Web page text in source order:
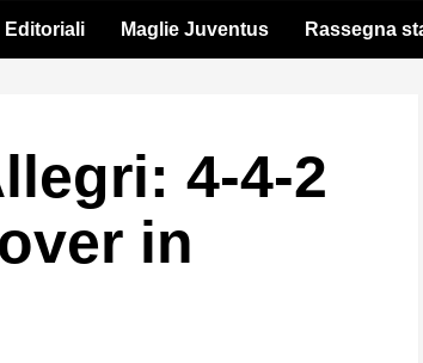
Editoriali Maglie Juventus Rassegna
4-4-2
in